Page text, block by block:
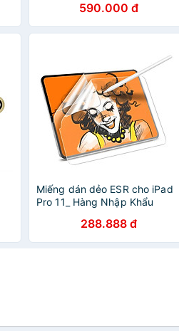
inch/Air 13 inch/Pro 13 inch hỗ
trợ tối ưu cho pencil - Hàng
chính hãng
590.000 đ
Miếng dán dẻo ESR cho iPad
Pro 11_ Hàng Nhập Khẩu
288.888 đ